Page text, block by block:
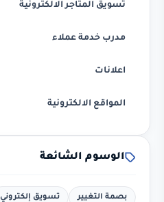
تسويق المتاجر الالكترونية
مدرب خدمة عملاء
اعلانات
المواقع الالكترونية
الوسوم الشائعة
بصمة التغيير تسويق إلكتروني